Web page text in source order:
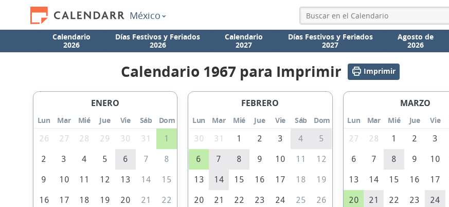
México
Calendario
2026
Días Festivos y Feriados
2026
Calendario
2027
Días Festivos y Feriados
2027
Agosto de
2026
Calendario 1967 para Imprimir Imprimir
ENERO
Lun Mar Mié Jue Vie Sáb
Dom
26
27 28 29 30 31 1
2 3 4 5 6 7 8
9 10 11 12 13 14 15
16 17 18 19 20 21 22
FEBRERO
Lun Mar Mié Jue Vie Sáb
Dom
30
31 1 2 3 4 5
6 7 8 9 10 11 12
13 14 15 16 17 18 19
20 21 22 23 24 25 26
MARZO
Lun Mar Mié Jue Vie
27
28 1 2 3
6 7 8 9 10
13 14 15 16 17
20 21 22 23 24